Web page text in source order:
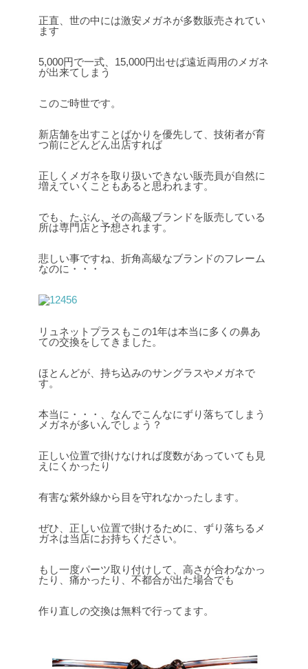
正直、世の中には激安メガネが多数販売されてい
ます
5,000円で一式、15,000円出せば遠近両用のメガネ
が出来てしまう
このご時世です。
新店舗を出すことばかりを優先して、技術者が育
つ前にどんどん出店すれば
正しくメガネを取り扱いできない販売員が自然に
増えていくこともあると思われます。
でも、たぶん、その高級ブランドを販売している
所は専門店と予想されます。
悲しい事ですね、折角高級なブランドのフレーム
なのに・・・
リュネットプラスもこの1年は本当に多くの鼻あ
ての交換をしてきました。
ほとんどが、持ち込みのサングラスやメガネで
す。
本当に・・・、なんでこんなにずり落ちてしまう
メガネが多いんでしょう？
正しい位置で掛けなければ度数があっていても見
えにくかったり
有害な紫外線から目を守れなかったします。
ぜひ、正しい位置で掛けるために、ずり落ちるメ
ガネは当店にお持ちください。
もし一度パーツ取り付けして、高さが合わなかっ
たり、痛かったり、不都合が出た場合でも
作り直しの交換は無料で行ってます。